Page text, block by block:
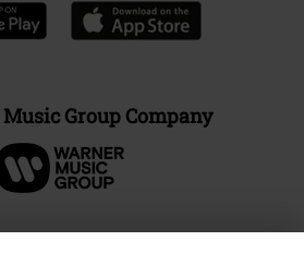
Group Company